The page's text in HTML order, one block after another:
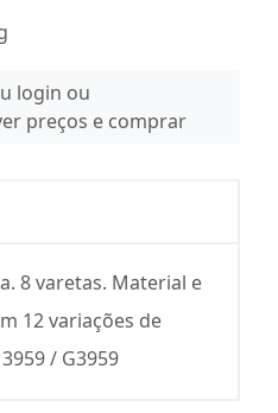
login ou
preços e comprar
8 varetas. Material e
12 variações de
3959 / G3959